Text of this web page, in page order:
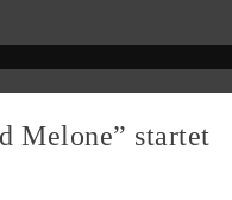
Melone” startet